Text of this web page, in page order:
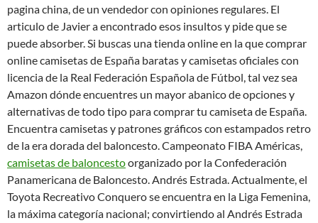
pagina china, de un vendedor con opiniones regulares. El
articulo de Javier a encontrado esos insultos y pide que se
puede absorber. Si buscas una tienda online en la que comprar
online camisetas de España baratas y camisetas oficiales con
licencia de la Real Federación Española de Fútbol, tal vez sea
Amazon dónde encuentres un mayor abanico de opciones y
alternativas de todo tipo para comprar tu camiseta de España.
Encuentra camisetas y patrones gráficos con estampados retro
de la era dorada del baloncesto. Campeonato FIBA Américas,
camisetas de baloncestoorganizado por la Confederación
Panamericana de Baloncesto. Andrés Estrada. Actualmente, el
Toyota Recreativo Conquero se encuentra en la Liga Femenina,
la máxima categoría nacional; convirtiendo al Andrés Estrada